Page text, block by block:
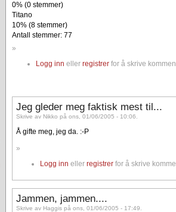
0% (0 stemmer)
Titano
10% (8 stemmer)
Antall stemmer: 77
»
Logg inn eller registrer for å skrive
Jeg gleder meg faktisk mest til...
Skrive av Nikko på ons, 01/06/2005 - 10:06.
Å gifte meg, jeg da. :-P
»
Logg inn ellerregistrer for å skrive
Jammen, jammen....
Skrive av Haggis på ons, 01/06/2005 - 17:49.